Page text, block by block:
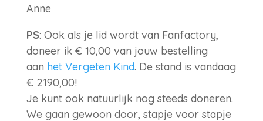
Anne
PS: Ook als je lid wordt van Fanfactory,
doneer ik € 10,00 van jouw bestelling
aan het Vergeten Kind. De stand is vandaag
€ 2190,00!
Je kunt ook natuurlijk nog steeds doneren.
We gaan gewoon door, stapje voor stapje